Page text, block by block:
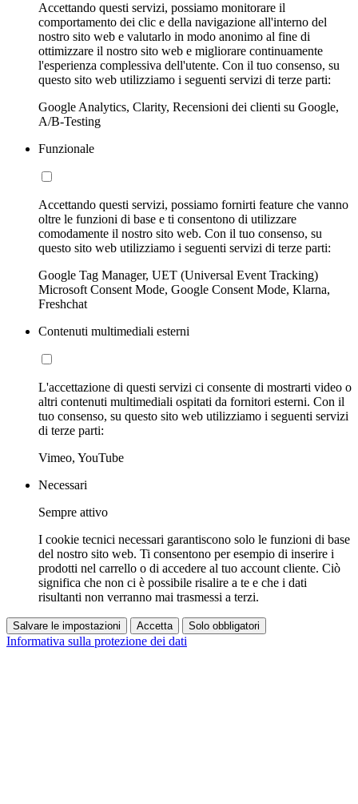
Accettando questi servizi, possiamo monitorare il
comportamento dei clic e della navigazione all'interno del
nostro sito web e valutarlo in modo anonimo al fine di
ottimizzare il nostro sito web e migliorare continuamente
l'esperienza complessiva dell'utente. Con il tuo consenso, su
questo sito web utilizziamo i seguenti servizi di terze parti:
Google Analytics, Clarity, Recensioni dei clienti su Google,
A/B-Testing
Funzionale
Accettando questi servizi, possiamo fornirti feature che vanno
oltre le funzioni di base e ti consentono di utilizzare
comodamente il nostro sito web. Con il tuo consenso, su
questo sito web utilizziamo i seguenti servizi di terze parti:
Google Tag Manager, UET (Universal Event Tracking)
Microsoft Consent Mode, Google Consent Mode, Klarna,
Freshchat
Contenuti multimediali esterni
L'accettazione di questi servizi ci consente di mostrarti video o
altri contenuti multimediali ospitati da fornitori esterni. Con il
tuo consenso, su questo sito web utilizziamo i seguenti servizi
di terze parti:
Vimeo, YouTube
Necessari
Sempre attivo
I cookie tecnici necessari garantiscono solo le funzioni di base
del nostro sito web. Ti consentono per esempio di inserire i
prodotti nel carrello o di accedere al tuo account cliente. Ciò
significa che non ci è possibile risalire a te e che i dati
risultanti non verranno mai trasmessi a terzi.
Salvare le impostazioni Accetta Solo obbligatori
Informativa sulla protezione dei dati